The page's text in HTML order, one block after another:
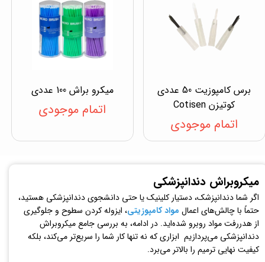
برس کامپوزیت 50 عددی
کوتیزن Cotisen
اتمام موجودی
میکرو براش 100 عددی
اتمام موجودی
میکروبراش دندانپزشکی
اگر شما دندانپزشک، دستیار کلینیک یا حتی دانشجوی دندانپزشکی هستید،
حتماً با چالش‌های اعمال مواد کامپوزیتی، ایزوله کردن سطوح و جلوگیری
از هدررفت مواد روبرو شده‌اید. در ادامه، به بررسی جامع میکروبراش
دندانپزشکی می‌پردازیم ابزاری که نه تنها کار شما را سریع‌تر می‌کند، بلکه
کیفیت نهایی ترمیم را بالاتر می‌برد.